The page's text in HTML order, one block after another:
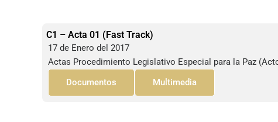
C1 – Acta 01 (Fast Track)
17 de Enero del 2017
Actas Procedimiento Legislativo Especial para la Paz
Documentos
Multimedia